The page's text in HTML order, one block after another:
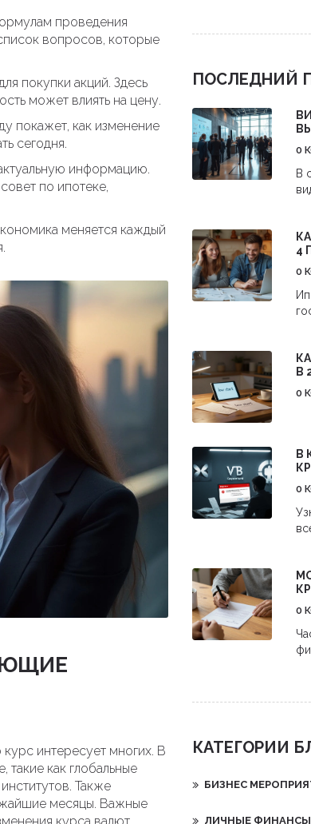
проведения
вопросов, которые
покупки акций. Здесь
может влиять на цену.
покажет, как изменение
сегодня.
информацию.
по ипотеке,
меняется каждый
интересует многих. В
как глобальные
Также
месяцы. Важные
ПОСЛЕДНИЙ
0
В
от
4
0
В
0
В
0
0
КАТЕГОРИИ
БИЗНЕС
ЛИЧНЫЕ ФИНАНСЫ